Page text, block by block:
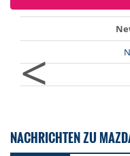
<
NACHRICHTEN ZU